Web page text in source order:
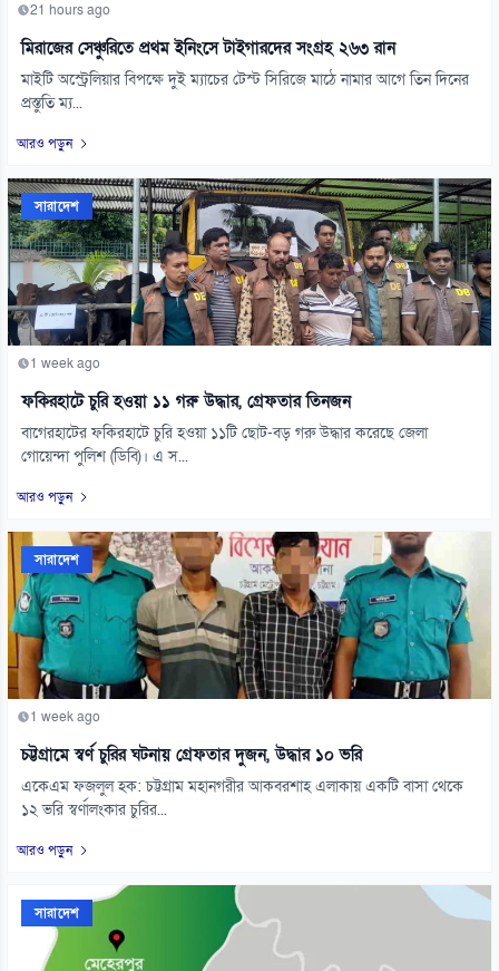
21 hours ago
মিরাজের সেঞ্চুরিতে প্রথম ইনিংসে টাইগারদের সংগ্রহ ২৬৩ রান
মাইটি অস্ট্রেলিয়ার বিপক্ষে দুই ম্যাচের টেস্ট সিরিজে মাঠে নামার আগে তিন দিনের
প্রস্তুতি ম্য...
আরও পড়ুন
সারাদেশ
1 week ago
ফকিরহাটে চুরি হওয়া ১১ গরু উদ্ধার, গ্রেফতার তিনজন
বাগেরহাটের ফকিরহাটে চুরি হওয়া ১১টি ছোট-বড় গরু উদ্ধার করেছে জেলা
গোয়েন্দা পুলিশ (ডিবি)। এ স...
আরও পড়ুন
সারাদেশ
1 week ago
চট্টগ্রামে স্বর্ণ চুরির ঘটনায় গ্রেফতার দুজন, উদ্ধার ১০ ভরি
একেএম ফজলুল হক: চট্টগ্রাম মহানগরীর আকবরশাহ এলাকায় একটি বাসা থেকে
১২ ভরি স্বর্ণালংকার চুরির...
আরও পড়ুন
সারাদেশ